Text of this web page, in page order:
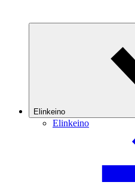
Elinkeino
Elinkeino